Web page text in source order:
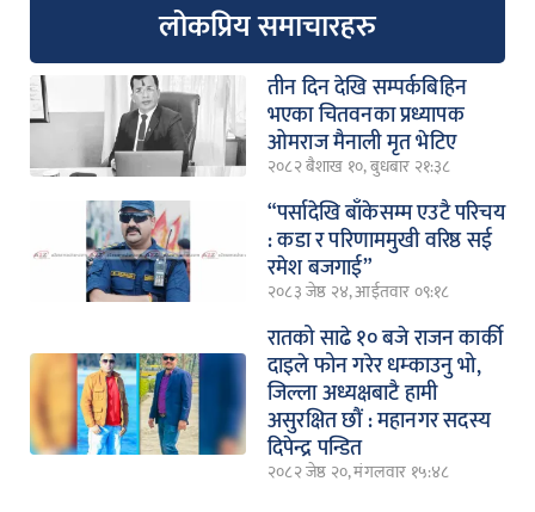
लोकप्रिय समाचारहरु
तीन दिन देखि सम्पर्कबिहिन
भएका चितवनका प्रध्यापक
ओमराज मैनाली मृत भेटिए
२०८२ बैशाख १०, बुधबार २१:३८
“पर्सादेखि बाँकेसम्म एउटै परिचय
: कडा र परिणाममुखी वरिष्ठ सई
रमेश बजगाई”
२०८३ जेष्ठ २४, आईतवार ०९:१८
रातको साढे १० बजे राजन कार्की
दाइले फोन गरेर धम्काउनु भो,
जिल्ला अध्यक्षबाटै हामी
असुरक्षित छौं : महानगर सदस्य
दिपेन्द्र पन्डित
२०८२ जेष्ठ २०, मंगलवार १५:४८